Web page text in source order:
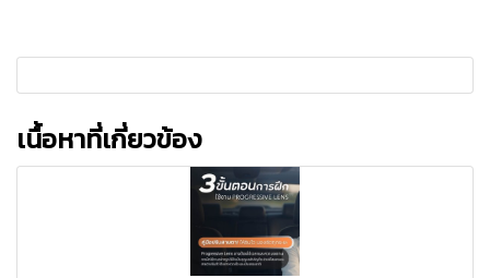
เนื้อหาที่เกี่ยวข้อง